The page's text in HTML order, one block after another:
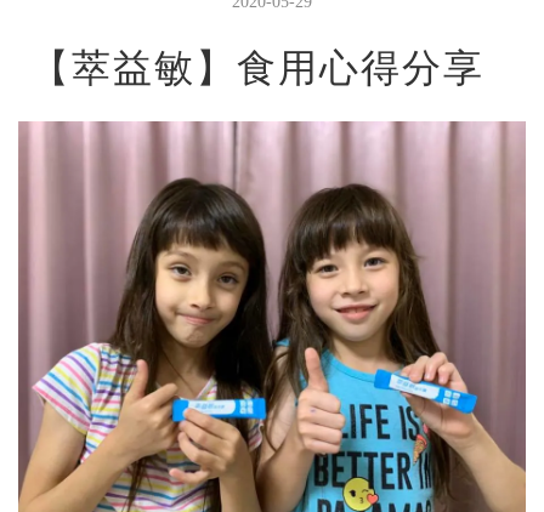
【萃益敏】食用心得分享